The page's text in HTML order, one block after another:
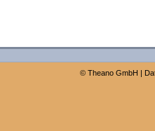
© Theano GmbH |